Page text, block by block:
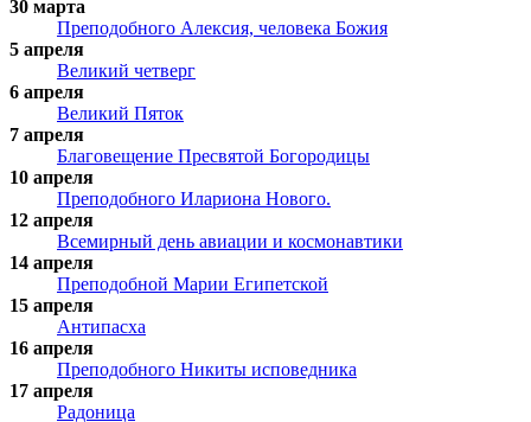
30 марта
Преподобного Алексия, человека Божия
5 апреля
Великий четверг
6 апреля
Великий Пяток
7 апреля
Благовещение Пресвятой Богородицы
10 апреля
Преподобного Илариона Нового.
12 апреля
Всемирный день авиации и космонавтики
14 апреля
Преподобной Марии Египетской
15 апреля
Антипасха
16 апреля
Преподобного Никиты исповедника
17 апреля
Радоница